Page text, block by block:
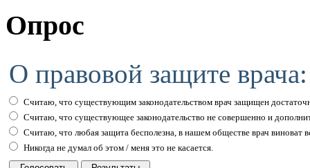
Опрос
О правовой защите врача:
Считаю, что существующим законодательством врач защищен
Считаю, что существующее законодательство не совершенно и
Считаю, что любая защита бесполезна, в нашем обществе врач виноват
Никогда не думал об этом / меня это не касается.